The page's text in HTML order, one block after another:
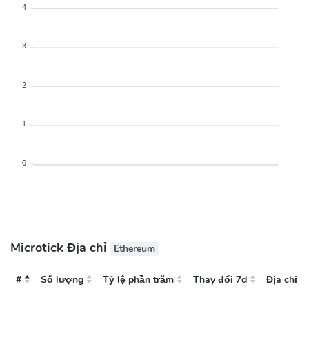
4
3
2
1
0
Microtick Địa chỉ Ethereum
# Số lượng Tỷ lệ phần trăm Thay đổi 7d
Địa chỉ